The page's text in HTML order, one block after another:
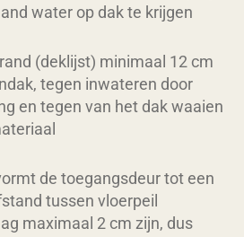
water op dak te krijgen
(deklijst) minimaal 12 cm
tegen inwateren door
en tegen van het dak waaien
de toegangsdeur tot een
tussen vloerpeil
maximaal 2 cm zijn, dus